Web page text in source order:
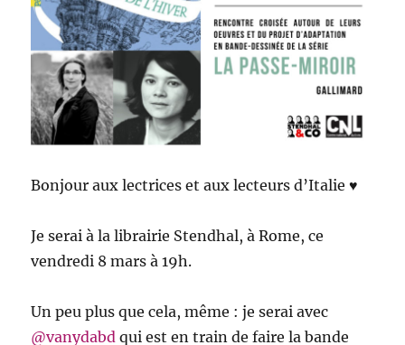
Bonjour aux lectrices et aux lecteurs d’Italie ♥
Je serai à la librairie Stendhal, à Rome, ce
vendredi 8 mars à 19h.
Un peu plus que cela, même : je serai avec
@vanydabd qui est en train de faire la bande